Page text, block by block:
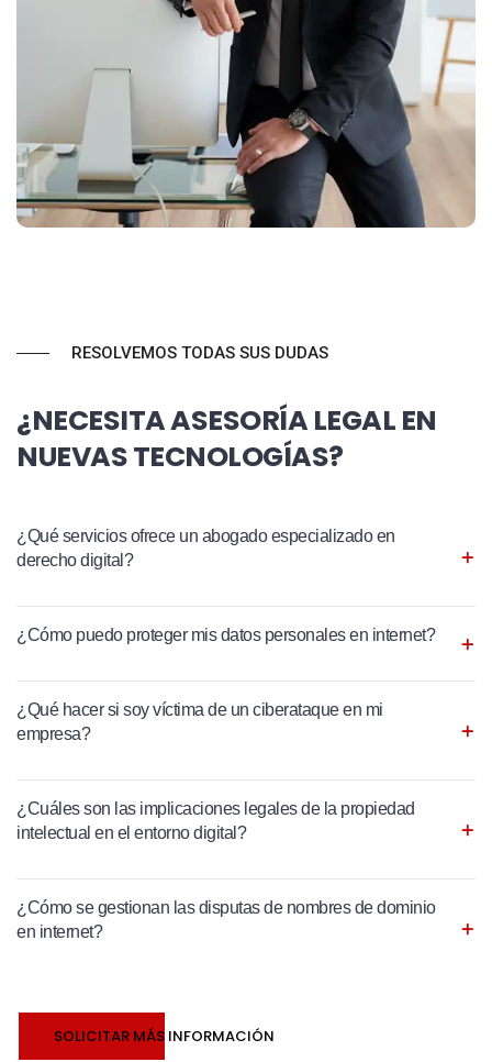
RESOLVEMOS TODAS SUS DUDAS
¿NECESITA ASESORÍA LEGAL EN
NUEVAS TECNOLOGÍAS?
¿Qué servicios ofrece un abogado especializado en
derecho digital?
¿Cómo puedo proteger mis datos personales en internet?
¿Qué hacer si soy víctima de un ciberataque en mi
empresa?
¿Cuáles son las implicaciones legales de la propiedad
intelectual en el entorno digital?
¿Cómo se gestionan las disputas de nombres de dominio
en internet?
SOLICITAR MÁS INFORMACIÓN